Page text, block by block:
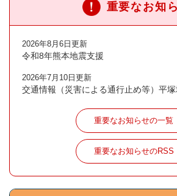
重要なお知
2026年8月6日更新
令和8年熊本地震支援
2026年7月10日更新
交通情報（災害による通行止め等）平
重要なお知らせの一覧
重要なお知らせのRSS